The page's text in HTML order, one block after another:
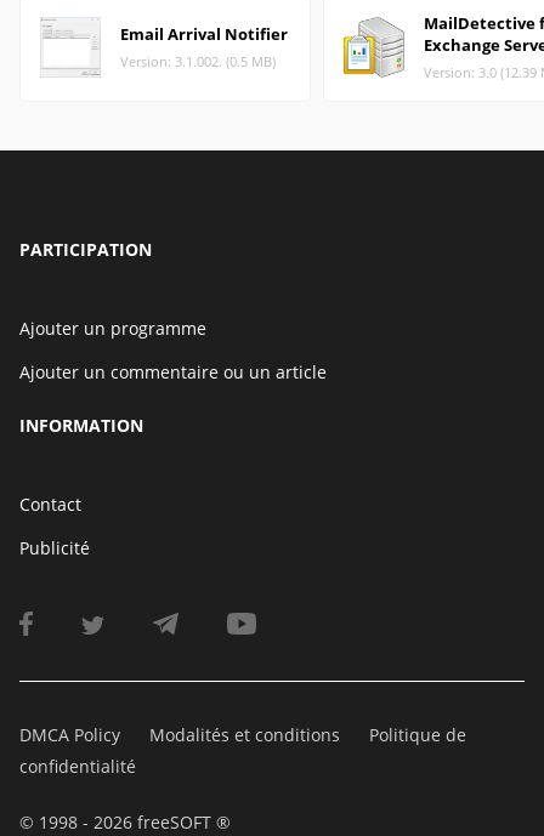
Email Arrival Notifier
Version: 3.1.002. (0.5 MB)
MailDetective
Exchange
Version: 3.0 (12.39
PARTICIPATION
Ajouter un programme
Ajouter un commentaire ou un article
INFORMATION
Contact
Publicité
DMCA Policy Modalités et conditions
Politique de
confidentialité
© 1998 - 2026 freeSOFT ®